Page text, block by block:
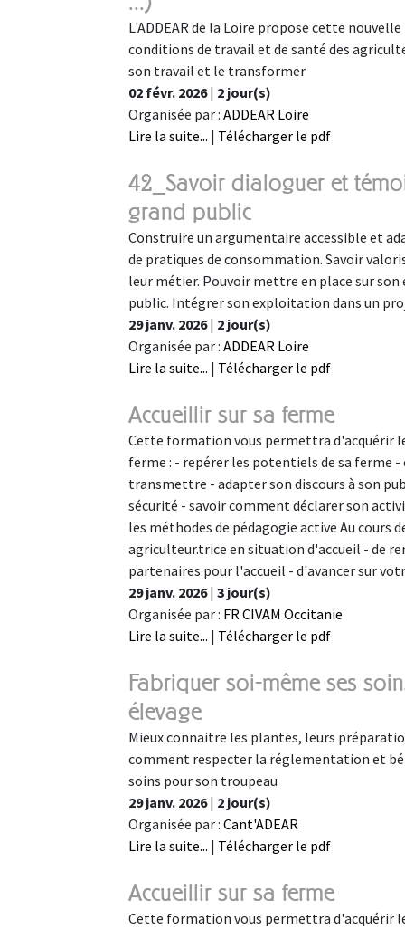
L'ADDEAR de la Loire propose cette
conditions de travail et de santé des
son travail et le transformer
02 févr. 2026| 2 jour(s)
Organisée par : ADDEAR Loire
Lire la suite... | Télécharger le pdf
42_Savoir dialoguer et
grand public
Construire un argumentaire accessible et
de pratiques de consommation. Savoir
leur métier. Pouvoir mettre en place sur
public. Intégrer son exploitation dans un
29 janv. 2026| 2 jour(s)
Organisée par : ADDEAR Loire
Lire la suite... | Télécharger le pdf
Accueillir sur sa ferme
Cette formation vous permettra d'acquérir
ferme : - repérer les potentiels de sa ferme
transmettre - adapter son discours à son
sécurité - savoir comment déclarer son
les méthodes de pédagogie active Au cours
agriculteur.trice en situation d'accueil - de
partenaires pour l'accueil - d'avancer sur
29 janv. 2026| 3 jour(s)
Organisée par : FR CIVAM Occitanie
Lire la suite... | Télécharger le pdf
Fabriquer soi-même ses
élevage
Mieux connaitre les plantes, leurs
comment respecter la réglementation et
soins pour son troupeau
29 janv. 2026| 2 jour(s)
Organisée par : Cant'ADEAR
Lire la suite... | Télécharger le pdf
Accueillir sur sa ferme
Cette formation vous permettra d'acquérir